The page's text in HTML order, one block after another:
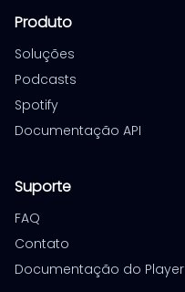
Produto
Soluções
Podcasts
Spotify
Documentação API
Suporte
FAQ
Contato
Documentação do Player